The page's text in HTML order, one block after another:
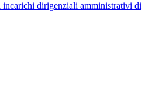
dirigenziali amministrativi di